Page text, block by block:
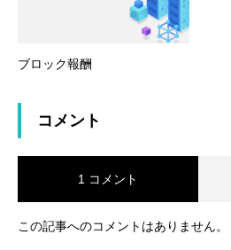
ブロック報酬
コメント
1 コメント
この記事へのコメントはありません。